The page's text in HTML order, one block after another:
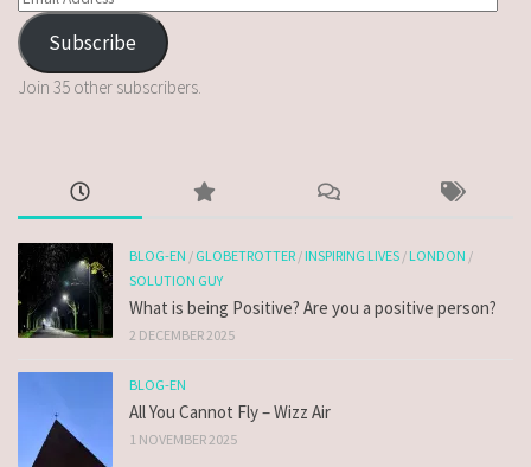
Subscribe
Join 35 other subscribers.
BLOG-EN / GLOBETROTTER /INSPIRING LIVES /LONDON /
SOLUTION GUY
What is being Positive? Are you a positive person?
2 DECEMBER 2025
BLOG-EN
All You Cannot Fly – Wizz Air
1 NOVEMBER 2025